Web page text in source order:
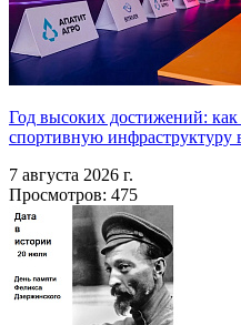
Год высоких достижений:
спортивную инфраструктуру
7 августа 2026 г.
Просмотров: 475